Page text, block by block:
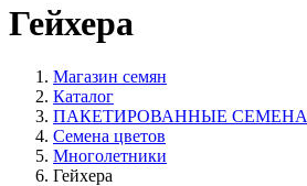
Гейхера
Магазин семян
Каталог
ПАКЕТИРОВАННЫЕ СЕМЕНА
Семена цветов
Многолетники
Гейхера